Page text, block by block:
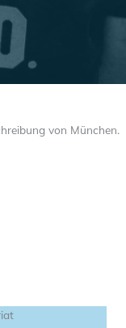
von München.